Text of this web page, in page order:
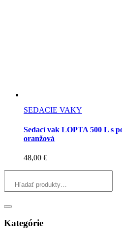
SEDACIE VAKY
Sedací vak LOPTA 500 L s
oranžová
48,00 €
Kategórie